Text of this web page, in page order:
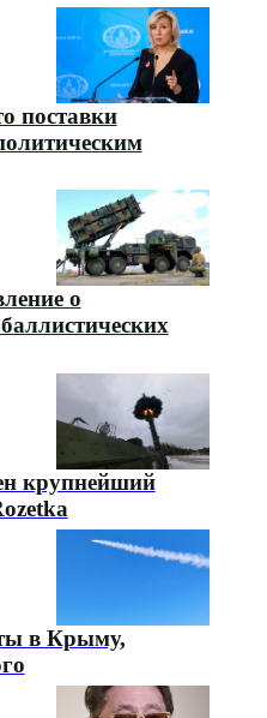
поставки
о
крупнейший
в Крыму,